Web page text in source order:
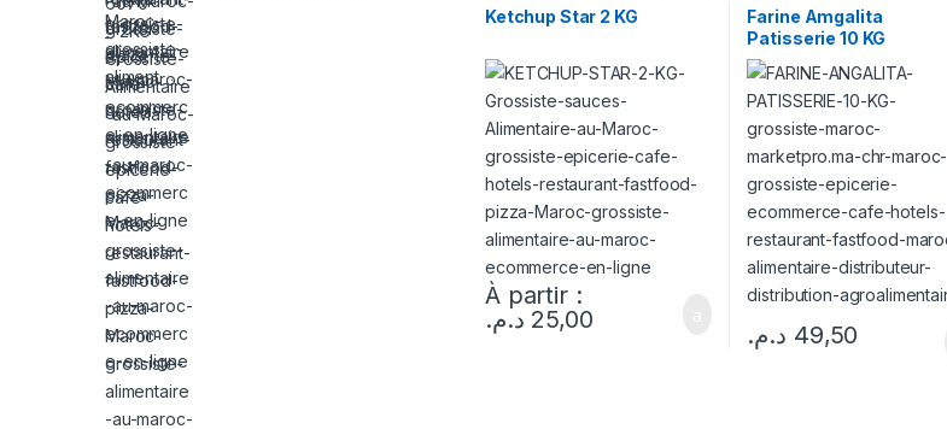
Ketchup Star 2 KG
À partir :
25,00 د.م.
Farine Amgalita
Patisserie 10 KG
49,50 د.م.